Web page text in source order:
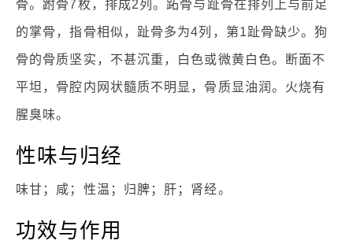
骨。跗骨7枚，排成2列。跖骨与趾骨在排列上与前足
的掌骨，指骨相似，趾骨多为4列，第1趾骨缺少。狗
骨的骨质坚实，不甚沉重，白色或微黄白色。断面不
平坦，骨腔内网状髓质不明显，骨质显油润。火烧有
腥臭味。
性味与归经
味甘；咸；性温；归脾；肝；肾经。
功效与作用